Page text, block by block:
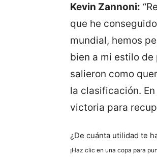
Kevin Zannoni:
que he
mundial, hemos
bien a mi estilo de
salieron como
la clasificación.
victoria para
¿De cuánta utilidad te
¡Haz clic en una copa para